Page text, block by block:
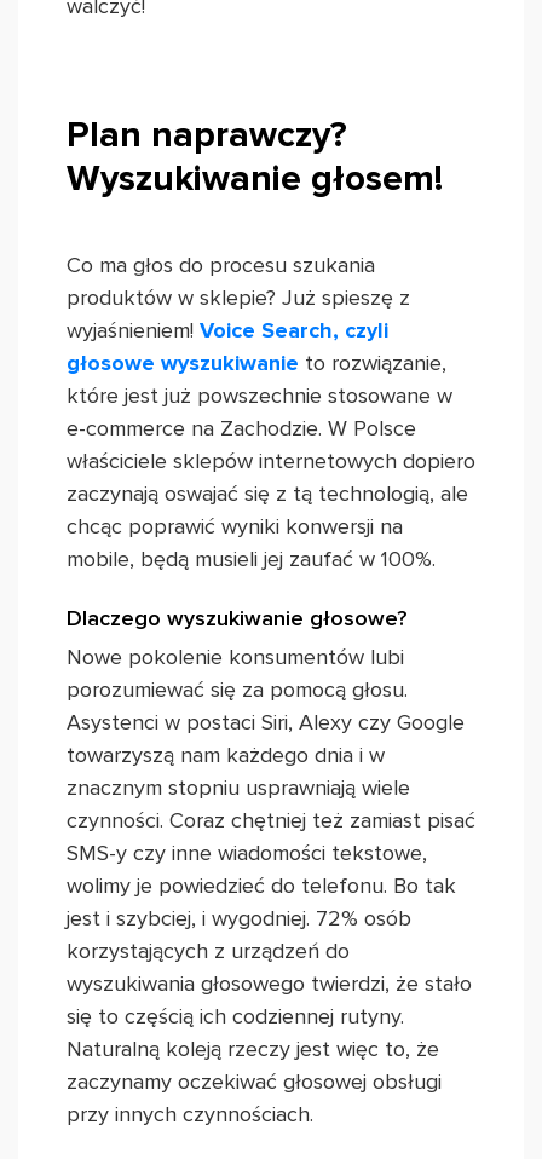
walczyć!
Plan naprawczy?
Wyszukiwanie głosem!
Co ma głos do procesu szukania
produktów w sklepie? Już spieszę z
wyjaśnieniem! Voice Search, czyli
głosowe wyszukiwanie to rozwiązanie,
które jest już powszechnie stosowane w
e-commerce na Zachodzie. W Polsce
właściciele sklepów internetowych dopiero
zaczynają oswajać się z tą technologią, ale
chcąc poprawić wyniki konwersji na
mobile, będą musieli jej zaufać w 100%.
Dlaczego wyszukiwanie głosowe?
Nowe pokolenie konsumentów lubi
porozumiewać się za pomocą głosu.
Asystenci w postaci Siri, Alexy czy Google
towarzyszą nam każdego dnia i w
znacznym stopniu usprawniają wiele
czynności. Coraz chętniej też zamiast pisać
SMS-y czy inne wiadomości tekstowe,
wolimy je powiedzieć do telefonu. Bo tak
jest i szybciej, i wygodniej. 72% osób
korzystających z urządzeń do
wyszukiwania głosowego twierdzi, że stało
się to częścią ich codziennej rutyny.
Naturalną koleją rzeczy jest więc to, że
zaczynamy oczekiwać głosowej obsługi
przy innych czynnościach.